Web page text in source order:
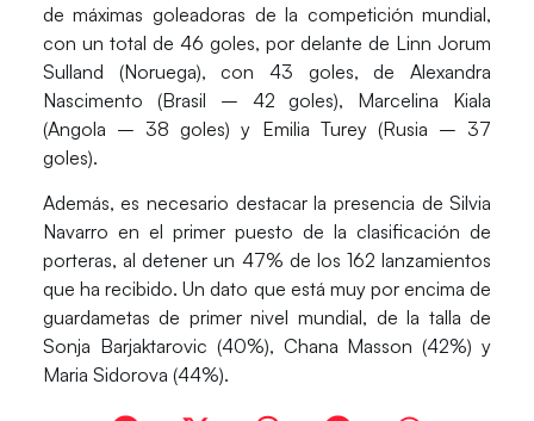
de máximas goleadoras de la competición mundial,
con un total de 46 goles, por delante de Linn Jorum
Sulland (Noruega), con 43 goles, de Alexandra
Nascimento (Brasil – 42 goles), Marcelina Kiala
(Angola – 38 goles) y Emilia Turey (Rusia – 37
goles).
Además, es necesario destacar la presencia deSilvia
Navarro en el primer puesto de la clasificación de
porteras, al detener un 47% de los 162 lanzamientos
que ha recibido. Un dato que está muy por encima de
guardametas de primer nivel mundial, de la talla de
Sonja Barjaktarovic (40%), Chana Masson (42%) y
Maria Sidorova (44%).